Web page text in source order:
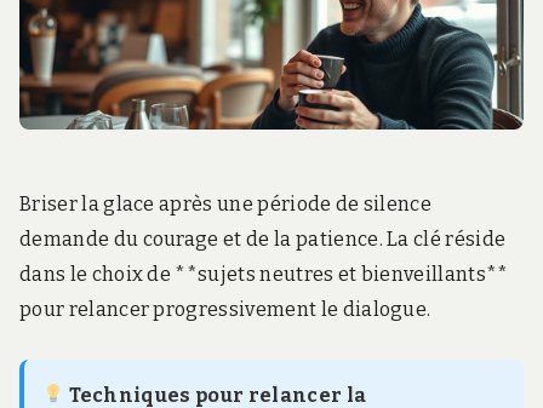
Briser la glace après une période de silence
demande du courage et de la patience. La clé réside
dans le choix de **sujets neutres et bienveillants**
pour relancer progressivement le dialogue.
Techniques pour relancer la